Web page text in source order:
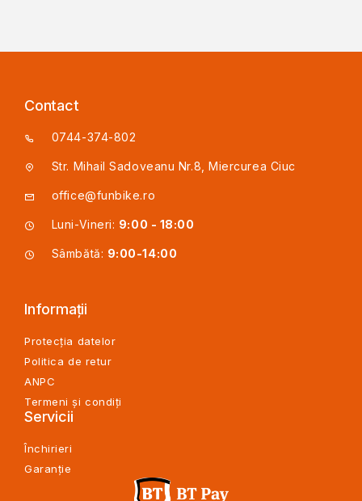
Contact
0744-374-802
Str. Mihail Sadoveanu Nr.8, Miercurea Ciuc
office@funbike.ro
Luni-Vineri: 9:00 - 18:00
Sâmbătă: 9:00-14:00
Informații
Protecția datelor
Politica de retur
ANPC
Termeni și condiți
Servicii
Închirieri
Garanție